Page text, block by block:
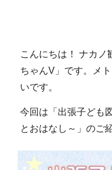
こんにちは！ ナカノ
ちゃんV」です。メ
いです。
今回は「出張子ども
とおはなし～」のご